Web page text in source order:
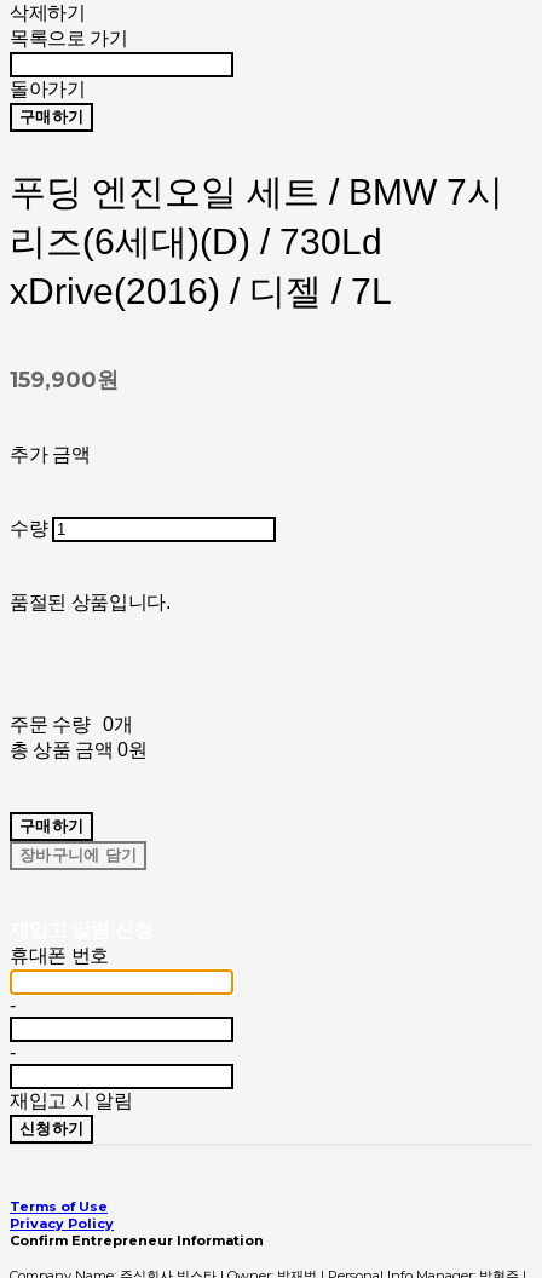
삭제하기
목록으로 가기
돌아가기
구매하기
푸딩 엔진오일 세트 / BMW 7시
리즈(6세대)(D) / 730Ld
xDrive(2016) / 디젤 / 7L
159,900원
추가 금액
수량
품절된 상품입니다.
주문 수량
0개
총 상품 금액 0원
구매하기
장바구니에 담기
휴대폰 번호
-
-
재입고 시 알림
신청하기
Terms of Use
Privacy Policy
Confirm Entrepreneur Information